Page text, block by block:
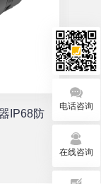
IP68防
电话咨询
在线咨询